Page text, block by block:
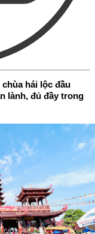
hái lộc đầu
lành, đủ đầy trong